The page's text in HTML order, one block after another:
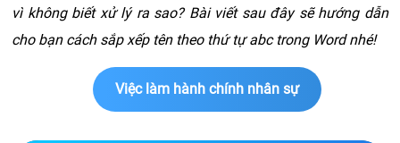
vì không biết xử lý ra sao? Bài viết sau đây sẽ hướng dẫn
cho bạn cách sắp xếp tên theo thứ tự abc trong Word nhé!
Việc làm hành chính nhân sự